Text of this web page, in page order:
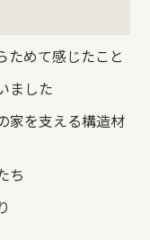
ためて感じたこと
ました
家を支える構造材
ち